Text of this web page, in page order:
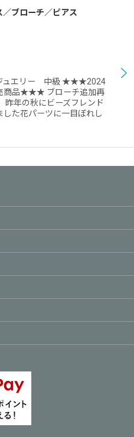
ブローチ／ピアス
ュエリー 中級 ★★★2024
商品★★★ ブローチ追加再
昨年の秋にビーズフレンド
した花パーツに一目ぼれし